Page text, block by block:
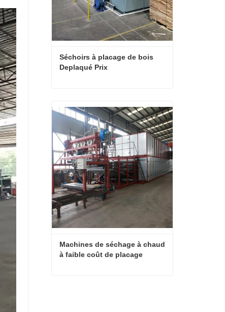
Séchoirs à placage de bois
Deplaqué Prix
Contact maintenant
Machines de séchage à chaud
à faible coût de placage